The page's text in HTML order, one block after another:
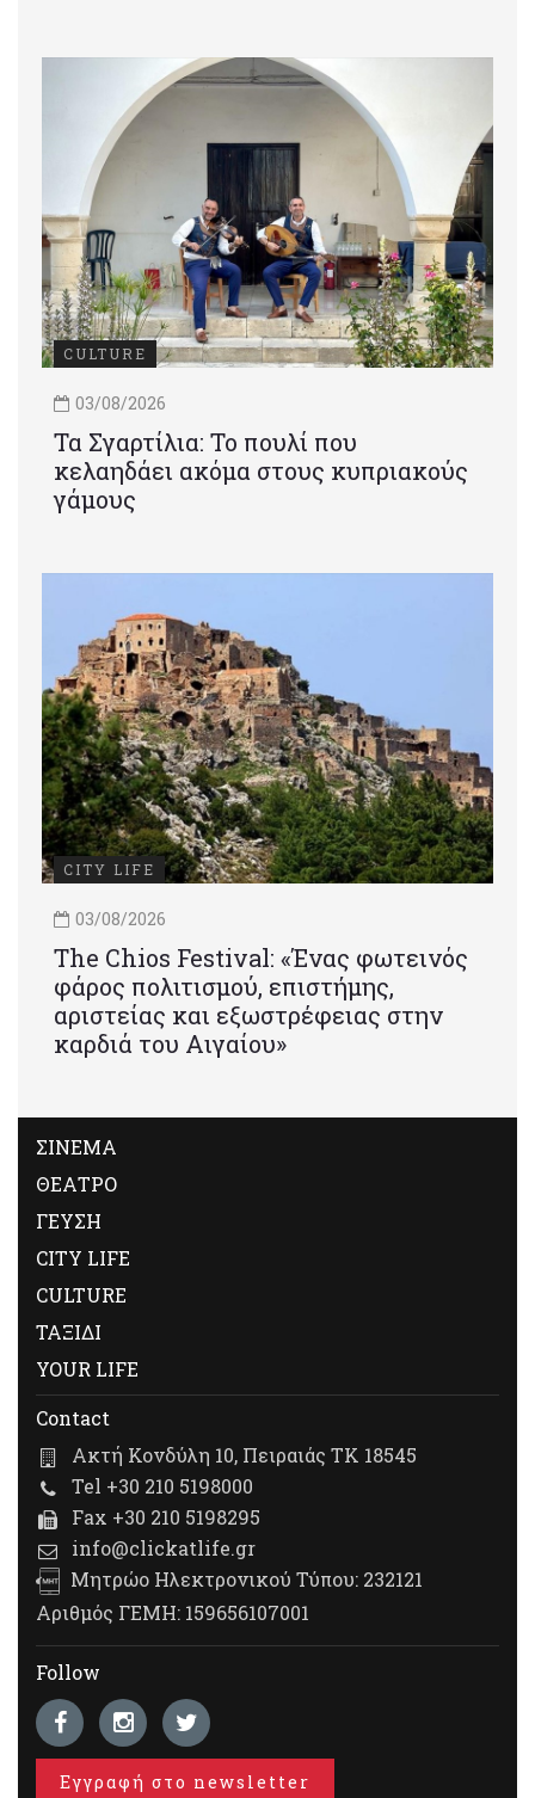
CULTURE
03/08/2026
Τα Σγαρτίλια: Το πουλί που
κελαηδάει ακόμα στους κυπριακούς
γάμους
CITY LIFE
03/08/2026
Τhe Chios Festival: «Ένας φωτεινός
φάρος πολιτισμού, επιστήμης,
αριστείας και εξωστρέφειας στην
καρδιά του Αιγαίου»
ΣΙΝΕΜΑ
ΘΕΑΤΡΟ
ΓΕΥΣΗ
CITY LIFE
CULTURE
ΤΑΞΙΔΙ
YOUR LIFE
Contact
Ακτή Κονδύλη 10, Πειραιάς ΤΚ 18545
Tel +30 210 5198000
Fax +30 210 5198295
info@clickatlife.gr
Μητρώο Ηλεκτρονικού Τύπου: 232121
Αριθμός ΓΕΜΗ: 159656107001
Follow
Εγγραφή στο newsletter